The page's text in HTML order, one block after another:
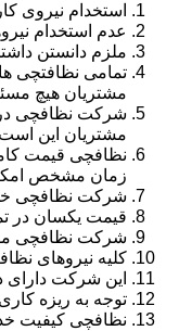
استخدام نیروی
عدم استخدام
ملزم دانستن
تمامی نظافتچی
مشتریان هیچ
شرکت نظافچی در
مشتریان این
زمان مشخص
شرکت نظافچی خدمات 24 ساعته به مشتریان ارائه می دهد؛ یعنی نیازی نیست برای تمیز کردن منزل یا شرکت حتماً
قیمت یکسان در
شرکت نظافچی
کلیه نیروهای
این شرکت دارای
توجه به ریزه
نظافچی کیفیت